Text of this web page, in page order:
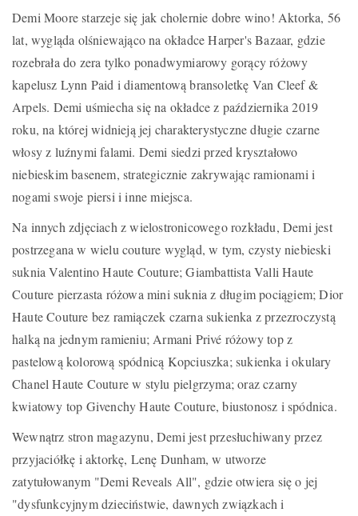
Demi Moore starzeje się jak cholernie dobre wino! Aktorka, 56
lat, wygląda olśniewająco na okładce Harper's Bazaar, gdzie
rozebrała do zera tylko ponadwymiarowy gorący różowy
kapelusz Lynn Paid i diamentową bransoletkę Van Cleef &
Arpels. Demi uśmiecha się na okładce z października 2019
roku, na której widnieją jej charakterystyczne długie czarne
włosy z luźnymi falami. Demi siedzi przed kryształowo
niebieskim basenem, strategicznie zakrywając ramionami i
nogami swoje piersi i inne miejsca.
Na innych zdjęciach z wielostronicowego rozkładu, Demi jest
postrzegana w wielu couture wygląd, w tym, czysty niebieski
suknia Valentino Haute Couture; Giambattista Valli Haute
Couture pierzasta różowa mini suknia z długim pociągiem; Dior
Haute Couture bez ramiączek czarna sukienka z przezroczystą
halką na jednym ramieniu; Armani Privé różowy top z
pastelową kolorową spódnicą Kopciuszka; sukienka i okulary
Chanel Haute Couture w stylu pielgrzyma; oraz czarny
kwiatowy top Givenchy Haute Couture, biustonosz i spódnica.
Wewnątrz stron magazynu, Demi jest przesłuchiwany przez
przyjaciółkę i aktorkę, Lenę Dunham, w utworze
zatytułowanym "Demi Reveals All", gdzie otwiera się o jej
"dysfunkcyjnym dzieciństwie, dawnych związkach i